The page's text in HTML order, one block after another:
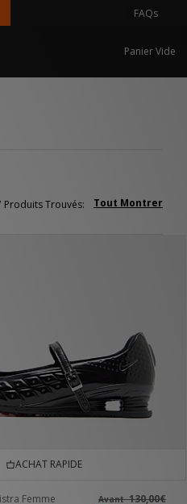
Panier Vide
Tout Montrer
Produits Trouvés:
ACHAT RAPIDE
Femme Avant130,00€